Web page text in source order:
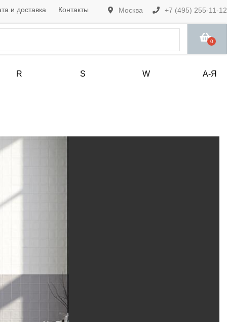
Москва +7 (495) 255-11-12
и доставка Контакты
0
R S W А-Я